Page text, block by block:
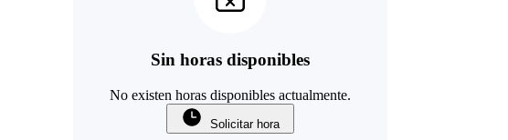
Sin horas disponibles
No existen horas disponibles actualmente.
Solicitar hora